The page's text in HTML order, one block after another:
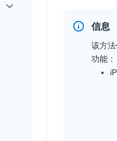
实时互动基
对话式
突破传
实时互
集成实
信息
该方
功能：